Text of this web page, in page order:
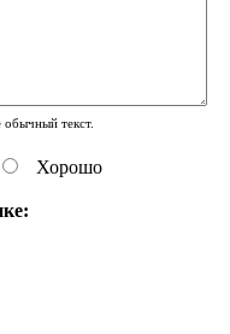
текст.
Хорошо